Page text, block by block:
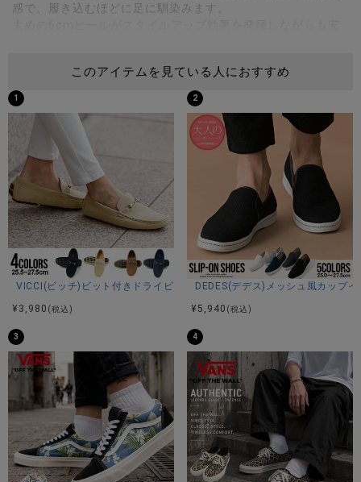
感で、履き込むほどに足に馴染みます。
クにでき、デザイン性だけでなく実用性にも優れた一足。
洗練されたシルエットと無駄を省いたシンプルなデザインは
幅広いコーディネートに活躍します。
ディテールにこだわり抜いた、履くだけでトレンド感が格段
にアップするオススメのアイテムです。 ※モデル画像は照明
などの影響により実際の商品と異なる場合がございます。
サイズ(cm)
※参考サイズ44の外寸を計測しています。
44(27.0-27.5cm)：高さ21ソール高さ6全長30幅(最短6/最長
10.5)
※平置き計測
素材
アッパー：本革
ソール：合成底
カラー展開
ブラック
このアイテムを見ている人におすすめ
1
VICCI(ビッチ)ビット付きドライビングシューズ/全4色
¥ 3,980 (税込)
2
DEDES(デデス)メッシュ風カップ
¥ 5,940 (税込)
3 4